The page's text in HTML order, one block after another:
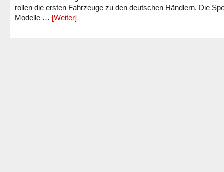
rollen die ersten Fahrzeuge zu den deutschen Händlern. Die
Modelle … [Weiter]